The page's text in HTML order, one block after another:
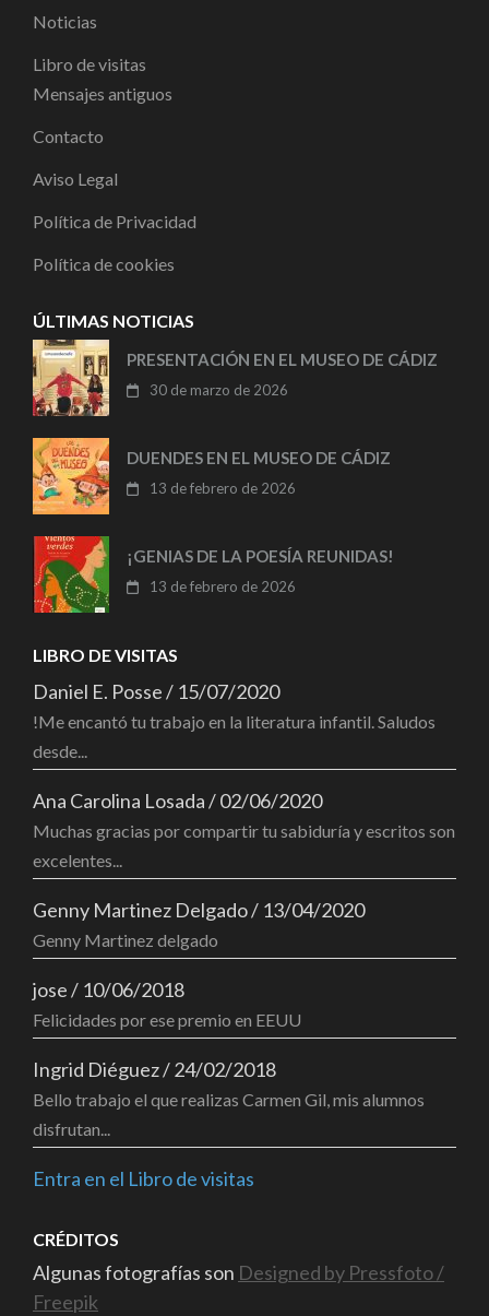
Noticias
Libro de visitas
Mensajes antiguos
Contacto
Aviso Legal
Política de Privacidad
Política de cookies
ÚLTIMAS NOTICIAS
PRESENTACIÓN EN EL MUSEO DE CÁDIZ
30 de marzo de 2026
DUENDES EN EL MUSEO DE CÁDIZ
13 de febrero de 2026
¡GENIAS DE LA POESÍA REUNIDAS!
13 de febrero de 2026
LIBRO DE VISITAS
Daniel E. Posse/ 15/07/2020
!Me encantó tu trabajo en la literatura infantil. Saludos
desde...
Ana Carolina Losada/02/06/2020
Muchas gracias por compartir tu sabiduría y escritos son
excelentes...
Genny Martinez Delgado/ 13/04/2020
Genny Martinez delgado
jose/ 10/06/2018
Felicidades por ese premio en EEUU
Ingrid Diéguez/24/02/2018
Bello trabajo el que realizas Carmen Gil, mis alumnos
disfrutan...
Entra en el Libro de visitas
CRÉDITOS
Algunas fotografías son Designed by Pressfoto /
Freepik